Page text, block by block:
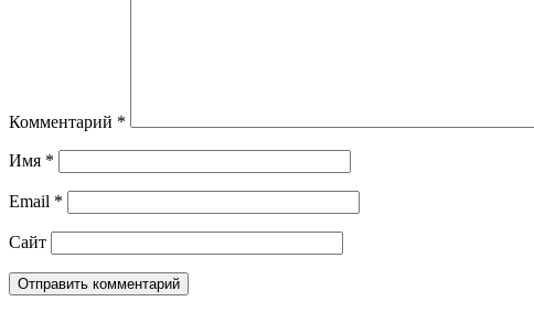
Комментарий *
Имя *
Email *
Сайт